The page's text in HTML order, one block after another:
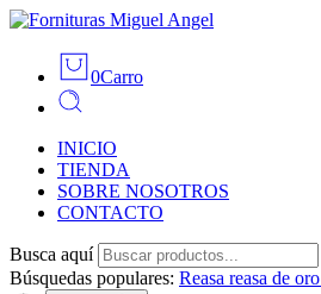
0Carro
INICIO
TIENDA
SOBRE NOSOTROS
CONTACTO
Busca aquí
Búsquedas populares: Reasa reasa de oro